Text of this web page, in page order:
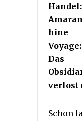
Handel:
hine
Voyage:
Das
verlost
Schon